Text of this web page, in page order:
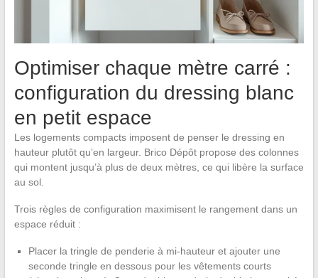
Optimiser chaque mètre carré :
configuration du dressing blanc
en petit espace
Les logements compacts imposent de penser le dressing en
hauteur plutôt qu’en largeur. Brico Dépôt propose des colonnes
qui montent jusqu’à plus de deux mètres, ce qui libère la surface
au sol.
Trois règles de configuration maximisent le rangement dans un
espace réduit :
Placer la tringle de penderie à mi-hauteur et ajouter une
seconde tringle en dessous pour les vêtements courts